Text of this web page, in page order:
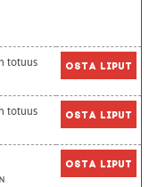
totuus Osta liput
totuus Osta liput
Osta liput